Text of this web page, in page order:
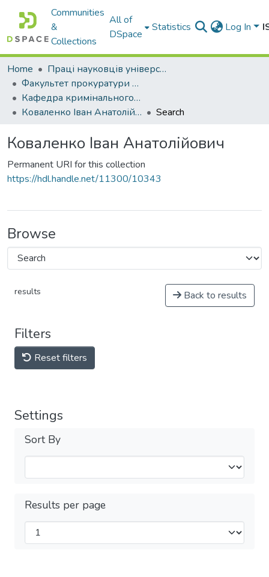
Communities
&
Collections
All of
DSpace
Statistics Log In
Home
Праці науковців університету
Факультет прокуратури та слідства (кримінальної юстиції)
Кафедра кримінального права
Коваленко Іван Анатолійович
Search
Коваленко Іван Анатолійович
Permanent URI for this collection
https://hdl.handle.net/11300/10343
Browse
results Back to results
Filters
Reset filters
Settings
Sort By
Results per page